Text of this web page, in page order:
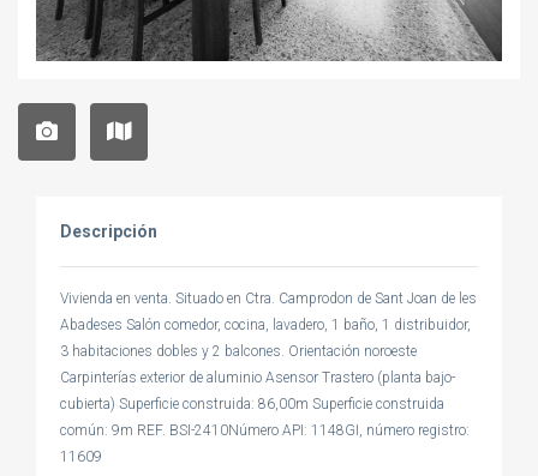
Descripción
Vivienda en venta. Situado en Ctra. Camprodon de Sant Joan de les
Abadeses Salón comedor, cocina, lavadero, 1 baño, 1 distribuidor,
3 habitaciones dobles y 2 balcones. Orientación noroeste
Carpinterías exterior de aluminio Asensor Trastero (planta bajo-
cubierta) Superficie construida: 86,00m Superficie construida
común: 9m REF. BSI-2410Número API: 1148GI, número registro:
11609